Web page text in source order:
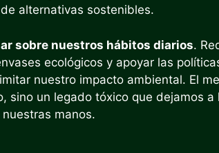
alternativas sostenibles.
sobre nuestros hábitos diarios.
ecológicos y apoyar las
nuestro impacto ambiental. El
sino un legado tóxico que dejamos a
manos.